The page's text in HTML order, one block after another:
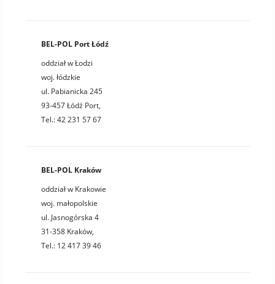
BEL-POL Port Łódź
oddział w Łodzi
woj. łódzkie
ul. Pabianicka 245
93-457 Łódź Port,
Tel.: 42 231 57 67
BEL-POL Kraków
oddział w Krakowie
woj. małopolskie
ul. Jasnogórska 4
31-358 Kraków,
Tel.: 12 417 39 46